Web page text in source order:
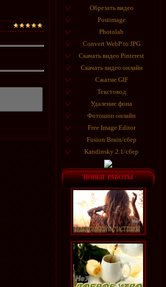
Обрезать видео
Postimage
Photolab
Convert WebP to JPG
Скачать видео Pinterest
Скачать видео онлайн
Сжатие GIF
Текстовод
Удаление фона
Фотошоп онлайн
Free Image Editor
Fusion Brain/сбер
Kandinsky 2.1/сбер
НОВЫЕ РАБОТЫ